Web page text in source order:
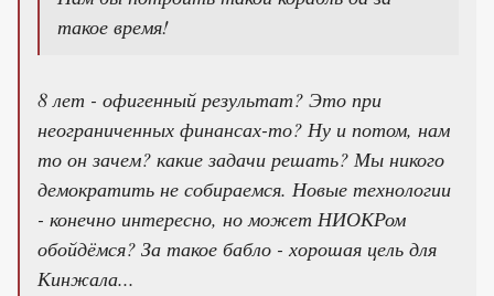
такое время!
8 лет - офигенный результат? Это при
неограниченных финансах-то? Ну и потом, нам
то он зачем? какие задачи решать? Мы никого
демократить не собираемся. Новые технологии
- конечно интересно, но может НИОКРом
обойдёмся? За такое бабло - хорошая цель для
Кинжала...